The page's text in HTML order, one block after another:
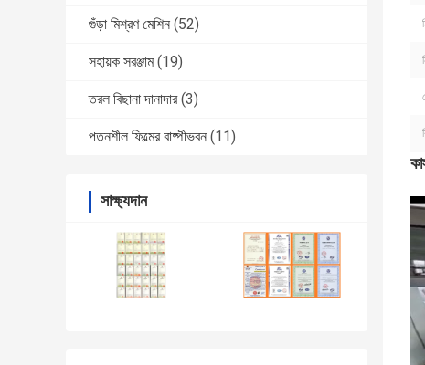
গুঁড়া মিশ্রণ মেশিন (52)
সহায়ক সরঞ্জাম (19)
তরল বিছানা দানাদার (3)
পতনশীল ফিল্মের বাষ্পীভবন (11)
সাক্ষ্যদান